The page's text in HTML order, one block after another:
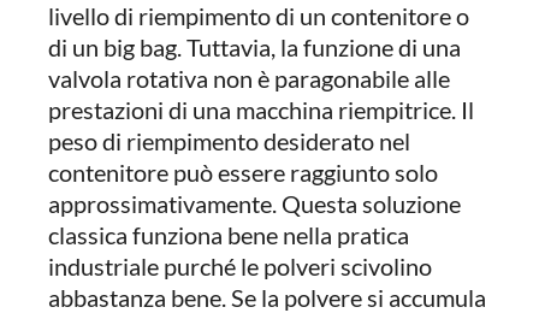
livello di riempimento di un contenitore o
di un big bag. Tuttavia, la funzione di una
valvola rotativa non è paragonabile alle
prestazioni di una macchina riempitrice. Il
peso di riempimento desiderato nel
contenitore può essere raggiunto solo
approssimativamente. Questa soluzione
classica funziona bene nella pratica
industriale purché le polveri scivolino
abbastanza bene. Se la polvere si accumula